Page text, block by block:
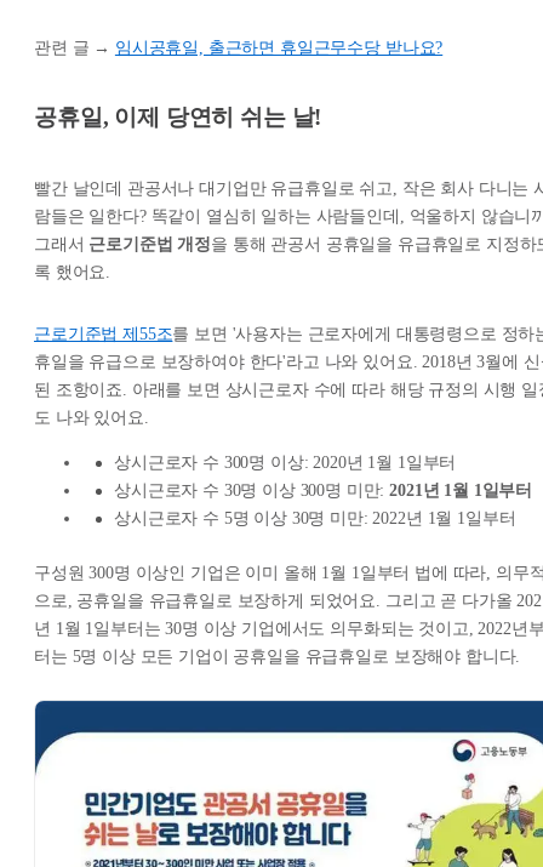
관련 글 → 임시공휴일, 출근하면 휴일근무수당 받나요?
공휴일, 이제 당연히 쉬는 날!
빨간 날인데 관공서나 대기업만 유급휴일로 쉬고, 작은 회사 다니는
람들은 일한다? 똑같이 열심히 일하는 사람들인데, 억울하지 않습니
그래서 근로기준법 개정을 통해 관공서 공휴일을 유급휴일로 지정하
록 했어요.
근로기준법 제55조를 보면 '사용자는 근로자에게 대통령령으로 정하
휴일을 유급으로 보장하여야 한다'라고 나와 있어요. 2018년 3월에
된 조항이죠. 아래를 보면 상시근로자 수에 따라 해당 규정의 시행 일
도 나와 있어요.
상시근로자 수 300명 이상: 2020년 1월 1일부터
상시근로자 수 30명 이상 300명 미만:2021년 1월 1일부터
상시근로자 수 5명 이상 30명 미만: 2022년 1월 1일부터
구성원 300명 이상인 기업은 이미 올해 1월 1일부터 법에 따라, 의무
으로, 공휴일을 유급휴일로 보장하게 되었어요. 그리고 곧 다가올
년 1월 1일부터는 30명 이상 기업에서도 의무화되는 것이고, 2022년
터는 5명 이상 모든 기업이 공휴일을 유급휴일로 보장해야 합니다.